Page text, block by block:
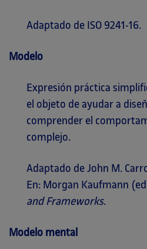
Adaptado de ISO 9241-16.
Modelo
Expresión práctica
el objeto de ayudar a
comprender el
complejo.
Adaptado de John M.
En: Morgan Kaufmann
and Frameworks.
Modelo mental